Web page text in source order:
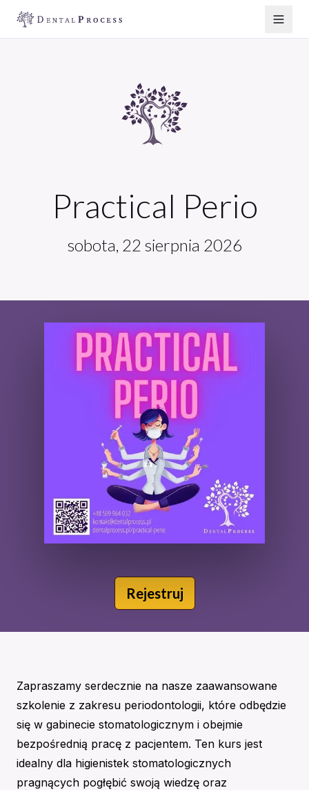
Practical Perio
sobota, 22 sierpnia 2026
Rejestruj
Zapraszamy serdecznie na nasze zaawansowane
szkolenie z zakresu periodontologii, które odbędzie
się w gabinecie stomatologicznym i obejmie
bezpośrednią pracę z pacjentem. Ten kurs jest
idealny dla higienistek stomatologicznych
pragnących pogłębić swoją wiedzę oraz